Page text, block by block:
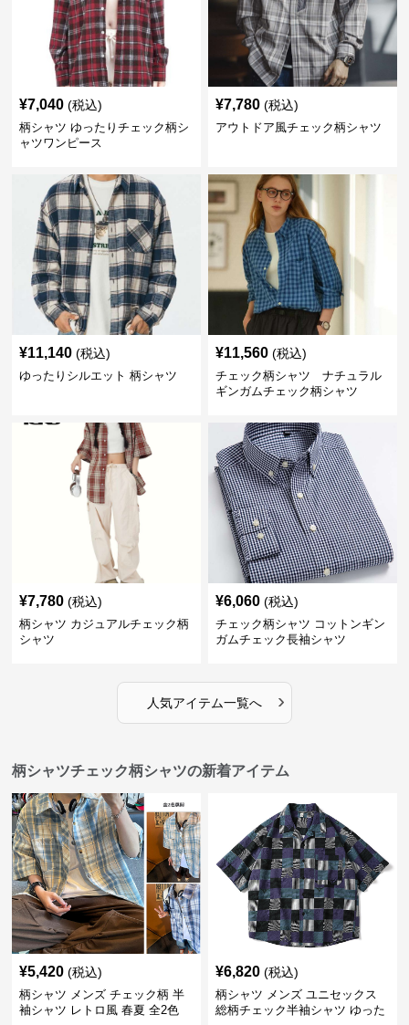
¥7,040 (税込)
柄シャツ ゆったりチェック柄シ
ャツワンピース
¥7,780 (税込)
アウトドア風チェック柄シャツ
¥11,140 (税込)
ゆったりシルエット 柄シャツ
¥11,560 (税込)
チェック柄シャツ ナチュラル
ギンガムチェック柄シャツ
¥7,780 (税込)
柄シャツ カジュアルチェック柄
シャツ
¥6,060 (税込)
チェック柄シャツ コットンギン
ガムチェック長袖シャツ
人気アイテム一覧へ ›
柄シャツチェック柄シャツの新着アイテム
¥5,420 (税込)
柄シャツ メンズ チェック柄 半
袖シャツ レトロ風 春夏 全2色
¥6,820 (税込)
柄シャツ メンズ ユニセックス
総柄チェック半袖シャツ ゆった